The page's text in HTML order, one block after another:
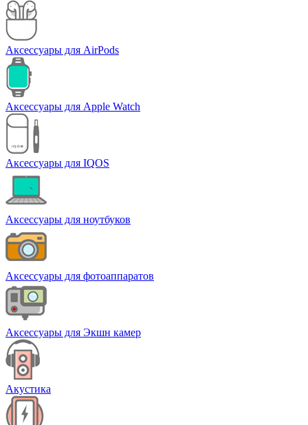
Аксессуары для AirPods
Аксессуары для Apple Watch
Аксессуары для IQOS
Аксессуары для ноутбуков
Аксессуары для фотоаппаратов
Аксессуары для Экшн камер
Акустика